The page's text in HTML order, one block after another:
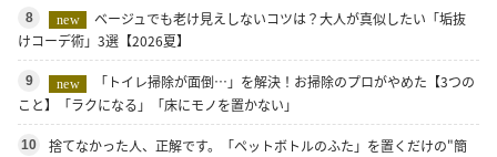
8 new
ベージュでも老け見えしないコツは？大人が真似したい「垢抜
けコーデ術」3選【2026夏】
9 new
「トイレ掃除が面倒…」を解決！お掃除のプロがやめた【3つの
こと】「ラクになる」「床にモノを置かない」
10
捨てなかった人、正解です。「ペットボトルのふた」を置くだけの"簡